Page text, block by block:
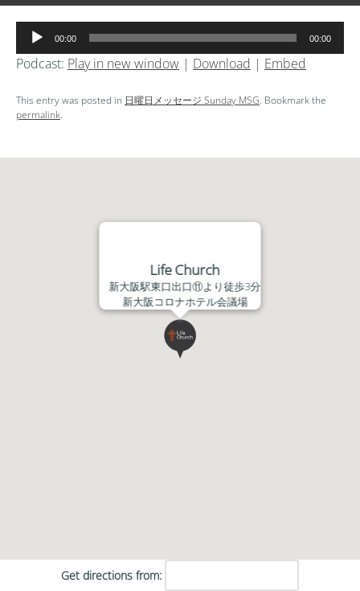
声
プ
ー
00:00 00:00
Podcast: Play in new window | Download | Embed
This entry was posted in 日曜日メッセージ Sunday MSG. Bookmark the
permalink.
Life Church
新大阪駅東口出口⑪より徒歩3分
新大阪コロナホテル会議場
Get directions from: